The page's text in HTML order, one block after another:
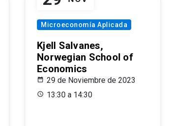
Microeconomía Aplicada
Kjell Salvanes,
Norwegian School of
Economics
29 de Noviembre de 2023
13:30 a 14:30